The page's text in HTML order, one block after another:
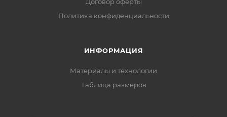
Политика конфиденциальности
ИНФОРМАЦИЯ
Материалы и технологии
Таблица размеров